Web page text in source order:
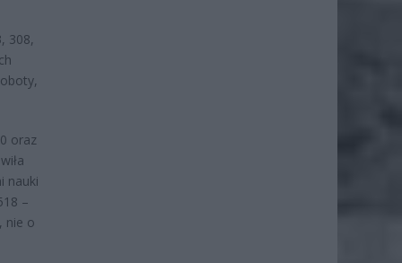
308,
oraz
nauki
–
nie o